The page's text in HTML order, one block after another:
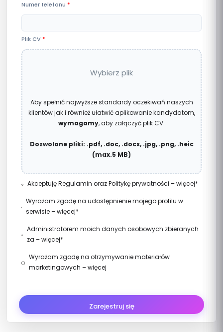
Numer telefonu *
Plik CV*
Wybierz plik
Aby spełnić najwyższe standardy oczekiwań naszych
klientów jak i również ułatwić aplikowanie kandydatom,
wymagamy, aby załączyć plik CV.
Dozwolone pliki: .pdf, .doc, .docx, .jpg, .png, .heic
(max.5 MB)
AkceptujęRegulamin orazPolitykę prywatności –więcej*
usług elektronicznych w serwisie znajdzprace.plus z
Grupa ZP+ Sp. z o.o., NIP: 5833507145, REGON: 528426173.
Utworzenie konta w serwisie znajdzprace.plus jest
bezpłatne.
Wyrażam zgodę na udostępnienie mojego profilu w
serwisie –więcej*
dopasowania mnie do ofert pracy. Wyrażając zgodę na
udostępnienie swojego profilu w serwisie
znajdzprace.plus pracodawcom, wyrażam jednocześnie
zgodę na udostępnienie moich danych osobowych
automatyczne przesyłanie mojego CV pracodawcom
poszukującym kandydatów zgodnych z moimi
kwalifikacjami. Mam prawo wycofać zgodę w każdej
Administratorem moich danych osobowych zbieranych
za –więcej*
Sp. z o.o., NIP: 5833507145, REGON: 528426173. Dane są lub
mogą być przetwarzane w celach oraz na zasadach
Wyrażam zgodę na otrzymywanie materiałów
marketingowych –więcej